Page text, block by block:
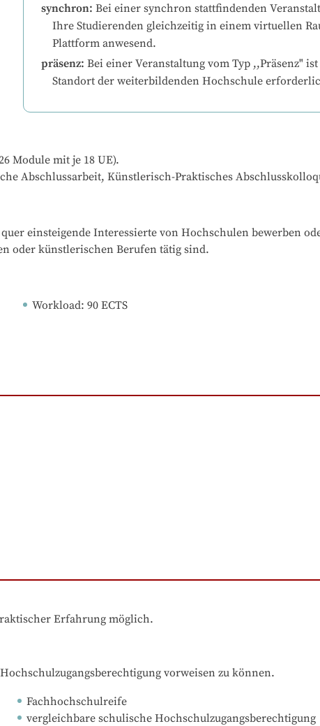
synchron: Bei einer synchron stattfindenden
Ihre Studierenden gleichzeitig in einem virtuellen
Plattform anwesend.
präsenz: Bei einer Veranstaltung vom Typ ,,Präsenz"
Standort der weiterbildenden Hochschule
Module mit je 18 UE).
Abschlussarbeit, Künstlerisch-Praktisches
einsteigende Interessierte von Hochschulen bewerben
oder künstlerischen Berufen tätig sind.
Workload: 90 ECTS
Erfahrung möglich.
vorweisen zu können.
Fachhochschulreife
vergleichbare schulische Hochschulzugangsberechtigung